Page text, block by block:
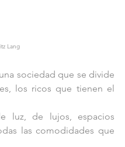
Lang
sociedad que se divide
los ricos que tienen el
luz, de lujos, espacios
las comodidades que